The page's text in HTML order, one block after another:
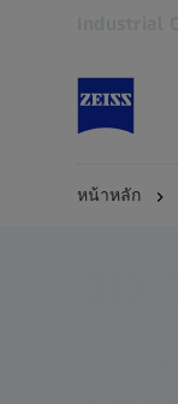
หน้าหลัก